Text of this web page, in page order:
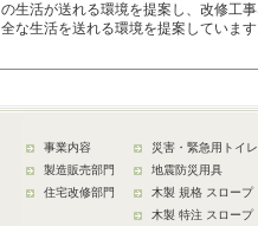
2025/8/9
2025/5/2
休業のお知らせ （５／３～５／６）
の生活が送れる環境を提案し、改修工
全な生活を送れる環境を提案しています
事業内容
製造販売部門
住宅改修部門
災害・緊急用トイレ
地震防災用具
木製 規格 スロープ
木製 特注 スロープ